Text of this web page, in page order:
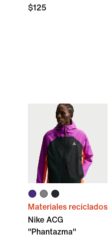
$125
Materiales reciclados
Nike ACG
"Phantazma"